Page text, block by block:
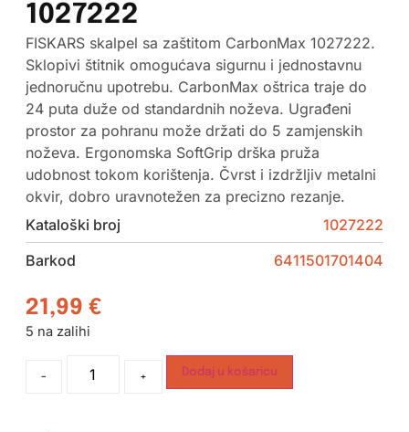
1027222
FISKARS skalpel sa zaštitom CarbonMax 1027222.
Sklopivi štitnik omogućava sigurnu i jednostavnu
jednoručnu upotrebu. CarbonMax oštrica traje do
24 puta duže od standardnih noževa. Ugrađeni
prostor za pohranu može držati do 5 zamjenskih
noževa. Ergonomska SoftGrip drška pruža
udobnost tokom korištenja. Čvrst i izdržljiv metalni
okvir, dobro uravnotežen za precizno rezanje.
Kataloški broj
1027222
Barkod
6411501701404
21,99 €
5 na zalihi
- + Dodaj u košaricu